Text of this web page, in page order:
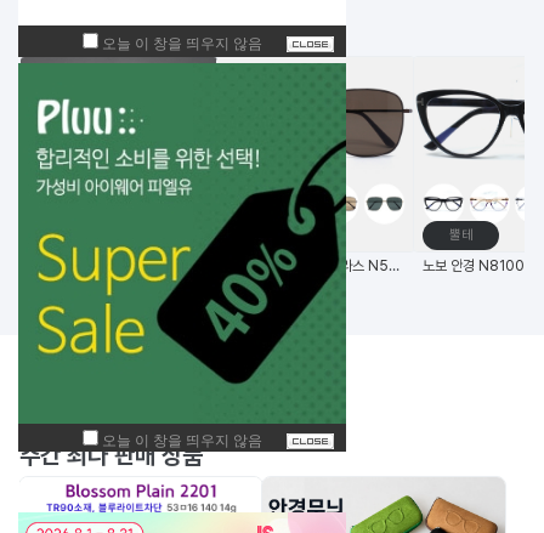
고글
비츠로만 14G초경량 편광 변색 스포츠고글 (한국생산) 노보 선글라스 N5006 58사이즈 메탈 사각 선글라스
뿔테
주간 최다 판매 상품